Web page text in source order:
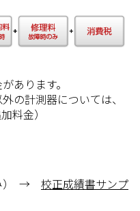
あります。
の計測器については、
料金）
） → 校正成績書サンプ